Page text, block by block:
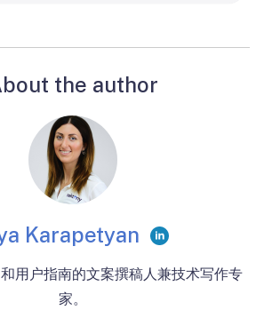
the author
Karapetyan
用户指南的文案撰稿人兼技术写作专
家。